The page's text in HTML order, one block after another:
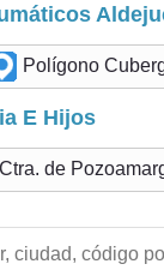
Polígono
E Hijos
Ctra. de